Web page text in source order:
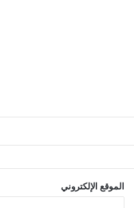
الموقع الإلكتروني